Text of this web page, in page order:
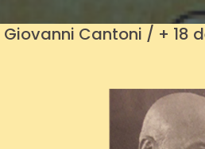
Giovanni Cantoni / + 18